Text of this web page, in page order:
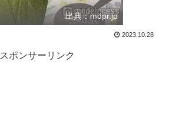
出典：mdpr.jp
2023.10.28
スポンサーリンク